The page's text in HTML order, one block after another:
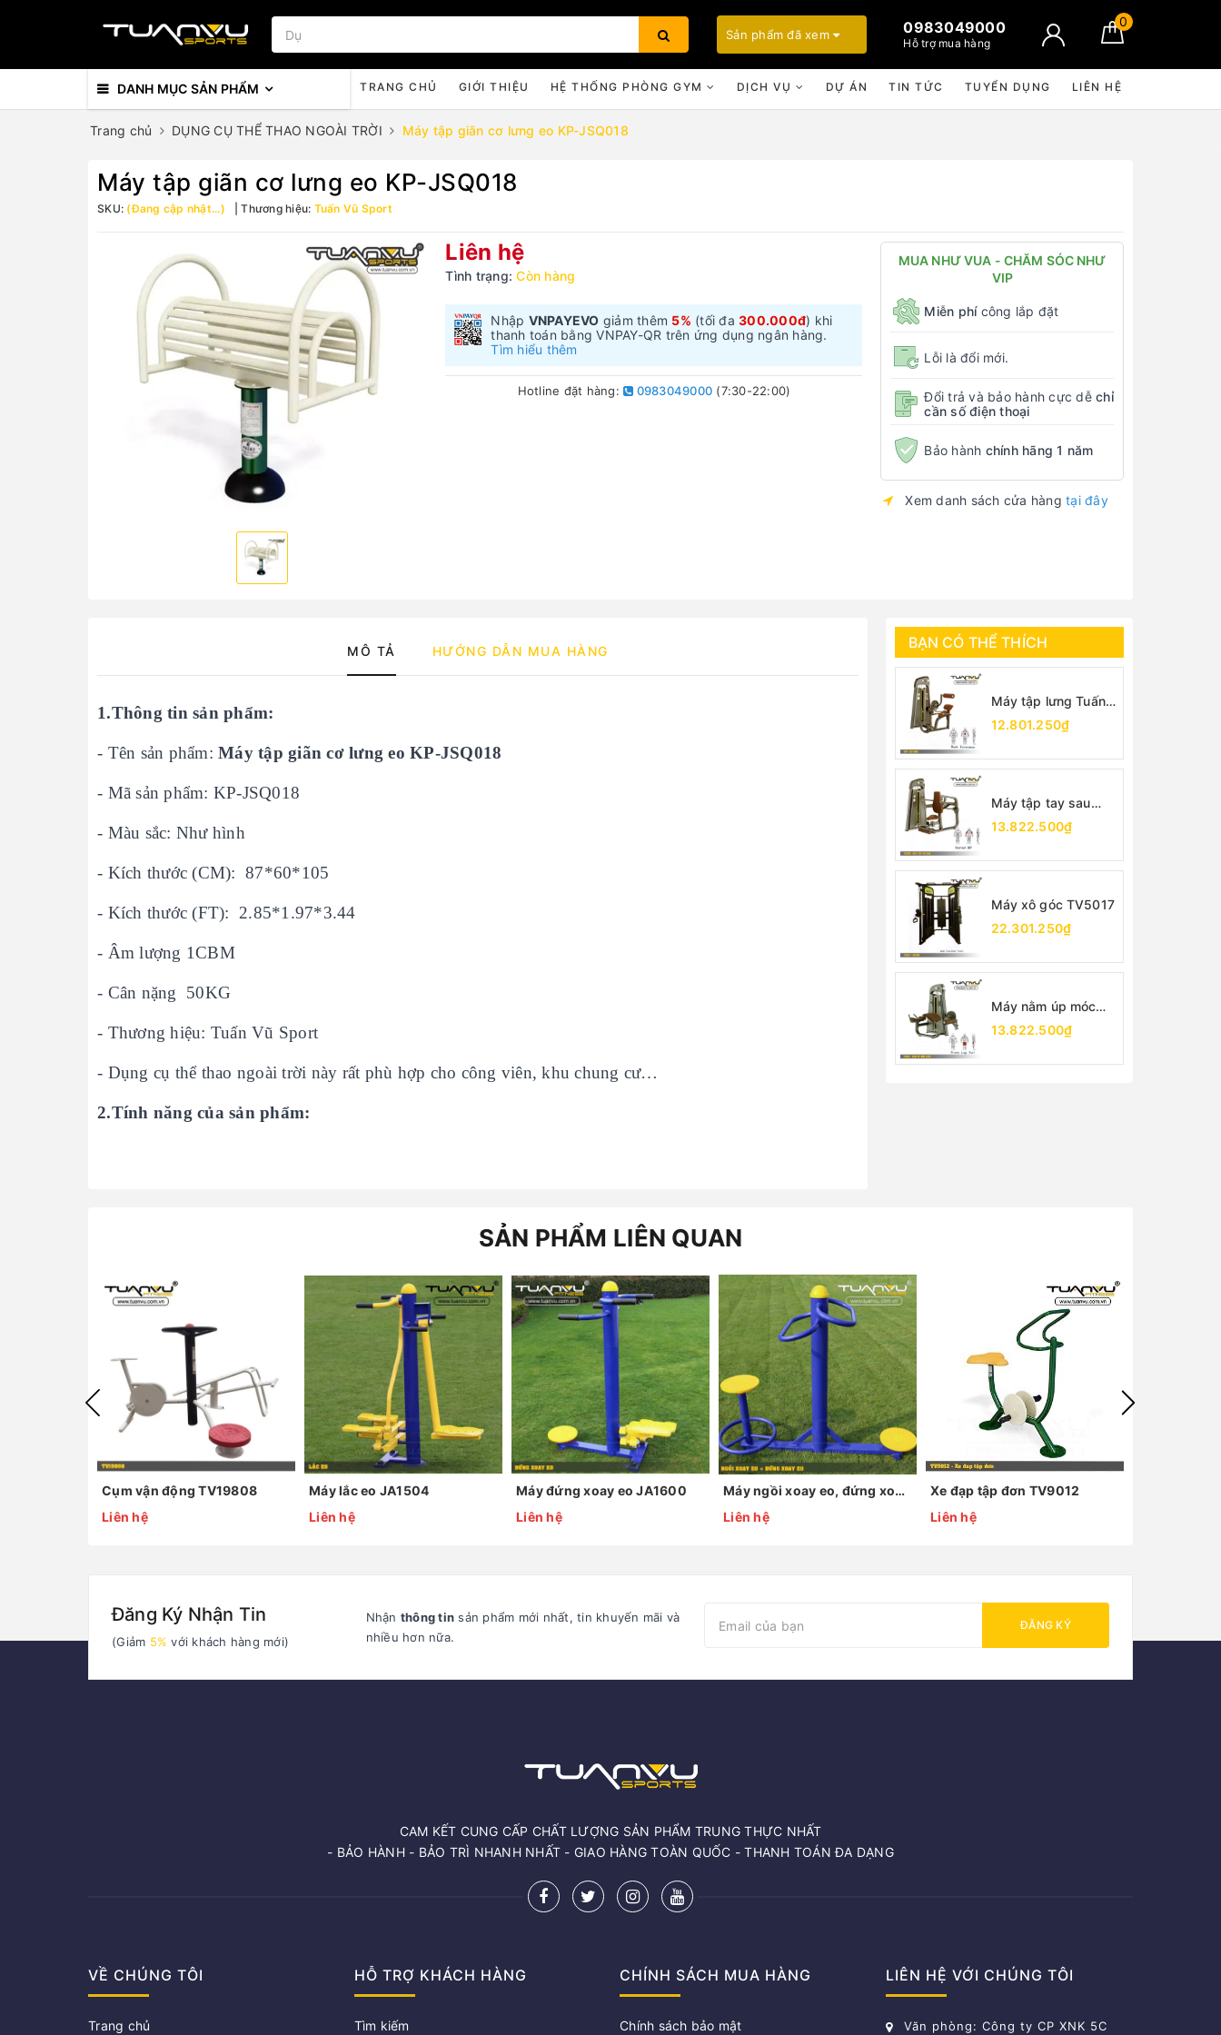
Sản phẩm đã xem 0983049000
Hỗ trợ mua hàng
0
DANH MỤC SẢN PHẨM TRANG CHỦ GIỚI THIỆU HỆ THỐNG PHÒNG GYM DỊCH VỤ DỰ ÁN TIN TỨC TUYỂN DỤNG LIÊN HỆ
Trang chủ DỤNG CỤ THỂ THAO NGOÀI TRỜI Máy tập giãn cơ lưng eo KP-JSQ018
Máy tập giãn cơ lưng eo KP-JSQ018
SKU: (Đang cập nhật...) Thương hiệu: Tuấn Vũ Sport
Liên hệ
Tình trạng: Còn hàng
Nhập VNPAYEVO giảm thêm 5% (tối đa300.000đ) khi
thanh toán bằng VNPAY-QR trên ứng dụng ngân hàng.
Tìm hiểu thêm
Hotline đặt hàng: 0983049000 (7:30-22:00)
MUA NHƯ VUA - CHĂM SÓC NHƯ
VIP
Miễn phícông lắp đặt
Lỗi là đổi mới.
Đổi trả và bảo hành cực dễchỉ
cần số điện thoại
Bảo hành chính hãng 1 năm
Xem danh sách cửa hàngtại đây
MÔ TẢ HƯỚNG DẪN MUA HÀNG
1.Thông tin sản phẩm:
- Tên sản phẩm: Máy tập giãn cơ lưng eo KP-JSQ018
- Mã sản phẩm: KP-JSQ018
- Màu sắc: Như hình
- Kích thước (CM): 87*60*105
- Kích thước (FT): 2.85*1.97*3.44
- Âm lượng 1CBM
- Cân nặng 50KG
- Thương hiệu: Tuấn Vũ Sport
- Dụng cụ thể thao ngoài trời này rất phù hợp cho công viên, khu chung cư…
2.Tính năng của sản phẩm:
BẠN CÓ THỂ THÍCH
Máy tập lưng Tuấn
Vũ
12.801.250₫
Máy tập tay sau
TV5026
13.822.500₫
Máy xô góc TV5017
22.301.250₫
Máy nằm úp móc
chân TV5001
13.822.500₫
SẢN PHẨM LIÊN QUAN
Cụm vận động TV19808
Liên hệ
Máy lắc eo JA1504
Liên hệ
Máy đứng xoay eo JA1600
Liên hệ
Máy ngồi xoay eo, đứng xoay eo JA1503
Liên hệ
Xe đạp tập đơn TV9012
Liên hệ
Đăng Ký Nhận Tin
(Giảm 5% với khách hàng mới)
Nhận thông tin sản phẩm mới nhất, tin khuyến mãi và
nhiều hơn nữa.
ĐĂNG KÝ
CAM KẾT CUNG CẤP CHẤT LƯỢNG SẢN PHẨM TRUNG THỰC NHẤT
- BẢO HÀNH - BẢO TRÌ NHANH NHẤT - GIAO HÀNG TOÀN QUỐC - THANH TOÁN ĐA DẠNG
VỀ CHÚNG TÔI
Trang chủ
HỖ TRỢ KHÁCH HÀNG
Tìm kiếm
CHÍNH SÁCH MUA HÀNG
Chính sách bảo mật
LIÊN HỆ VỚI CHÚNG TÔI
Văn phòng: Công ty CP XNK 5C